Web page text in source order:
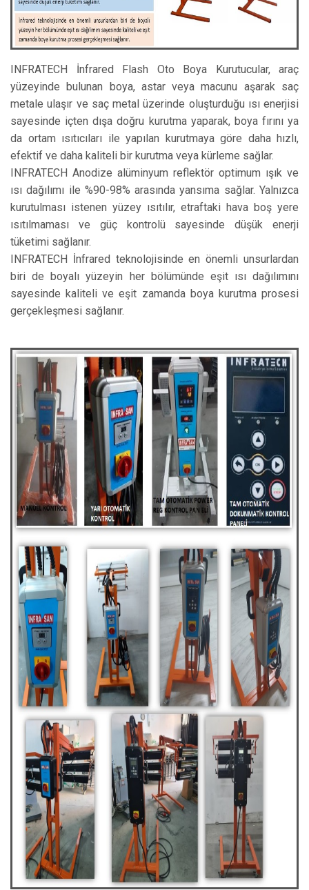
INFRATECH İnfrared Flash Oto Boya Kurutucular, araç
yüzeyinde bulunan boya, astar veya macunu aşarak saç
metale ulaşır ve saç metal üzerinde oluşturduğu ısı enerjisi
sayesinde içten dışa doğru kurutma yaparak, boya fırını ya
da ortam ısıtıcıları ile yapılan kurutmaya göre daha hızlı,
efektif ve daha kaliteli bir kurutma veya kürleme sağlar.
INFRATECH Anodize alüminyum reflektör optimum ışık ve
ısı dağılımı ile %90-98% arasında yansıma sağlar. Yalnızca
kurutulması istenen yüzey ısıtılır, etraftaki hava boş yere
ısıtılmaması ve güç kontrolü sayesinde düşük enerji
tüketimi sağlanır.
INFRATECH İnfrared teknolojisinde en önemli unsurlardan
biri de boyalı yüzeyin her bölümünde eşit ısı dağılımını
sayesinde kaliteli ve eşit zamanda boya kurutma prosesi
gerçekleşmesi sağlanır.